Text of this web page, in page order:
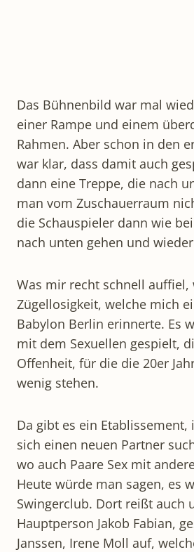
Das Bühnenbild war mal
einer Rampe und einem
Rahmen. Aber schon in den
war klar, dass damit auch
dann eine Treppe, die nach
man vom Zuschauerraum
die Schauspieler dann wie
nach unten gehen und
Was mir recht schnell auffiel,
Zügellosigkeit, welche mich
Babylon Berlin erinnerte. Es
mit dem Sexuellen gespielt,
Offenheit, für die die 20er
wenig stehen.
Da gibt es ein
sich einen neuen Partner
wo auch Paare Sex mit
Heute würde man sagen, es
Swingerclub. Dort reißt auch
Hauptperson Jakob Fabian,
Janssen, Irene Moll auf,